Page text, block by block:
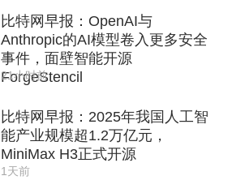
比特网早报：OpenAI与
Anthropic的AI模型卷入更多安全
事件，面壁智能开源
ForgeStencil
21小时前
比特网早报：2025年我国人工智
能产业规模超1.2万亿元，
MiniMax H3正式开源
1天前